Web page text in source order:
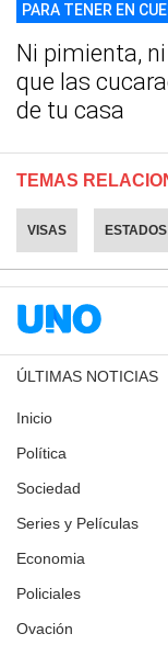
PARA TENER EN
Ni pimienta,
que las
de tu casa
TEMAS
VISAS
ÚLTIMAS NOTICIAS
Inicio
Política
Sociedad
Series y Películas
Economia
Policiales
Ovación